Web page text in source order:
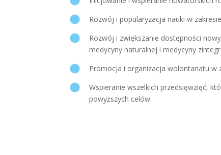
Rozwój i popularyzacja nauki w
Rozwój i zwiększanie dostępności
medycyny naturalnej i medycyny
Promocja i organizacja wolontariatu w
Wspieranie wszelkich przedsięwzięć,
powyższych celów.